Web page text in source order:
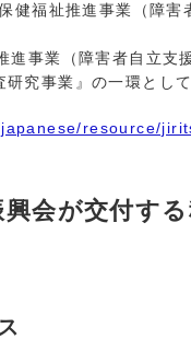
福祉推進事業（障害
事業（障害者自立支
究事業』の一環とし
resource/
会が交付す